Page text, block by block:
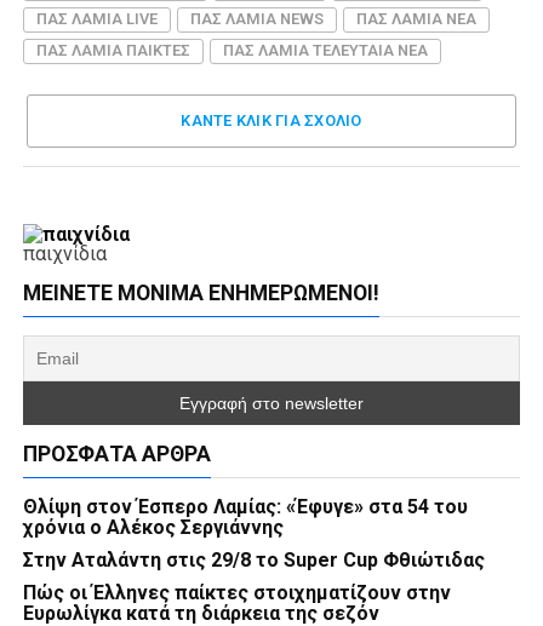
ΠΑΣ ΛΑΜΙΑ LIVE
ΠΑΣ ΛΑΜΙΑ NEWS
ΠΑΣ ΛΑΜΙΑ ΝΕΑ
ΠΑΣ ΛΑΜΙΑ ΠΑΙΚΤΕΣ
ΠΑΣ ΛΑΜΙΑ ΤΕΛΕΥΤΑΙΑ ΝΕΑ
ΚΑΝΤΕ ΚΛΊΚ ΓΙΑ ΣΧΌΛΙΟ
παιχνίδια
ΜΕΊΝΕΤΕ ΜΌΝΙΜΑ ΕΝΗΜΕΡΏΜΕΝΟΙ!
ΠΡΌΣΦΑΤΑ ΆΡΘΡΑ
Θλίψη στον Έσπερο Λαμίας: «Έφυγε» στα 54 του
χρόνια ο Αλέκος Σεργιάννης
Στην Αταλάντη στις 29/8 το Super Cup Φθιώτιδας
Πώς οι Έλληνες παίκτες στοιχηματίζουν στην
Ευρωλίγκα κατά τη διάρκεια της σεζόν